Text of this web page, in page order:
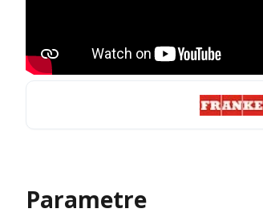
Parametre